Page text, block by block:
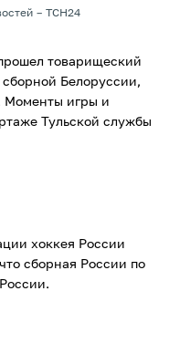
ТСН24
товарищеский
Белоруссии,
Моменты игры и
Тульской службы
хоккея России
сборная России по